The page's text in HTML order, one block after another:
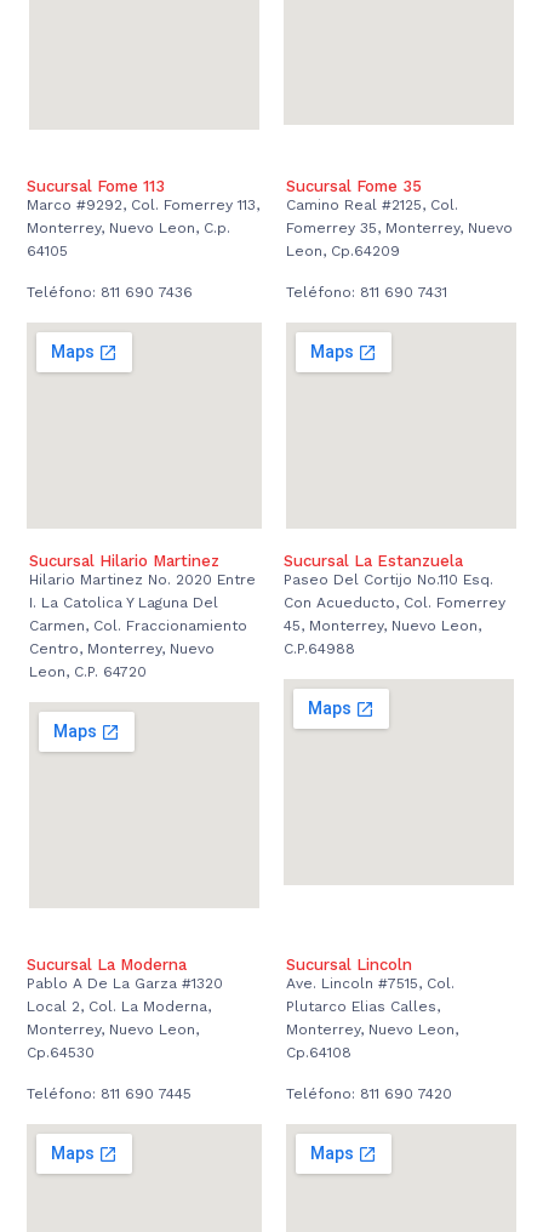
Sucursal Fome 113
Marco #9292, Col. Fomerrey 113,
Monterrey, Nuevo Leon, C.p.
64105
Teléfono: 811 690 7436
Sucursal Fome 35
Camino Real #2125, Col.
Fomerrey 35, Monterrey, Nuevo
Leon, Cp.64209
Teléfono: 811 690 7431
Sucursal Hilario Martinez
Hilario Martinez No. 2020 Entre
I. La Catolica Y Laguna Del
Carmen, Col. Fraccionamiento
Centro, Monterrey, Nuevo
Leon, C.P. 64720
Sucursal La Estanzuela
Paseo Del Cortijo No.110 Esq.
Con Acueducto, Col. Fomerrey
45, Monterrey, Nuevo Leon,
C.P.64988
Sucursal La Moderna
Pablo A De La Garza #1320
Local 2, Col. La Moderna,
Monterrey, Nuevo Leon,
Cp.64530
Teléfono: 811 690 7445
Sucursal Lincoln
Ave. Lincoln #7515, Col.
Plutarco Elias Calles,
Monterrey, Nuevo Leon,
Cp.64108
Teléfono: 811 690 7420